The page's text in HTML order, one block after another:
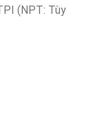
(NPT: Tùy